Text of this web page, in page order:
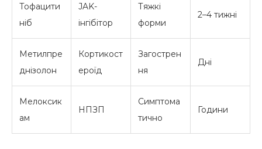
Тофацити
ніб
JAK-
інгібітор
Тяжкі
форми
2–4 тижні
Метилпре
днізолон
Кортикост
ероїд
Загострен
ня
Дні
Мелоксик
ам
НПЗП
Симптома
тично
Години